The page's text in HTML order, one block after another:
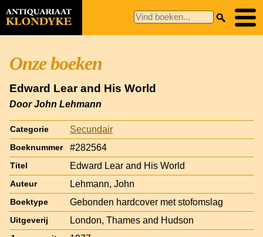
Onze boeken
Edward Lear and His World
Door John Lehmann
Categorie Secundair
Boeknummer #282564
Titel Edward Lear and His World
Auteur Lehmann, John
Boektype Gebonden hardcover met stofomslag
Uitgeverij London, Thames and Hudson